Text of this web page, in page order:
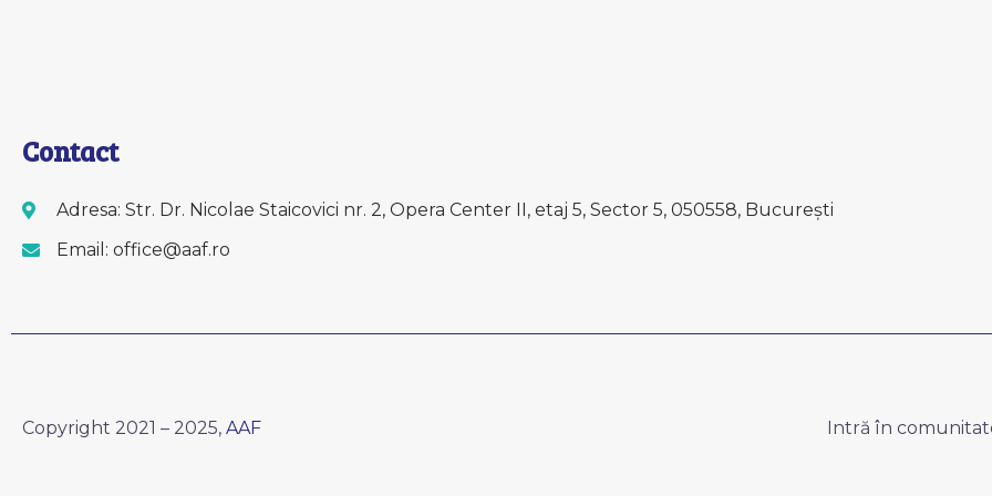
Contact
Adresa: Str. Dr. Nicolae Staicovici nr. 2, Opera Center II, etaj 5, Sector 5, 050558, București
Email: office@aaf.ro
Copyright 2021 – 2025, AAF Intră în